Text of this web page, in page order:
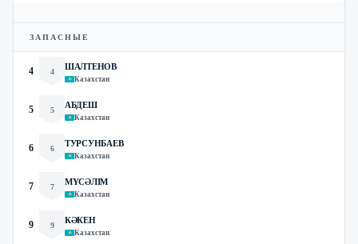
ЗАПАСНЫЕ
4 4
ШАЛТЕНОВ
Казахстан
5 5
АБДЕШ
Казахстан
6 6
ТУРСУНБАЕВ
Казахстан
7 7
МҮСӘЛІМ
Казахстан
9 9
КӘКЕН
Казахстан